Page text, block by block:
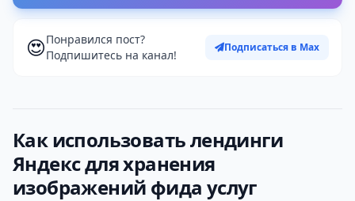
😍Понравился пост?
Подпишитесь на канал!
Подписаться в Max
Как использовать лендинги
Яндекс для хранения
изображений фида услуг